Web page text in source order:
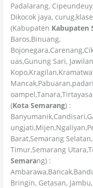
Padalarang,
Dikocok jaya,
(Kabupaten Kabupaten
Baros,Binuang,
uas,Gunung Sari,
(Kota Semarang) :
Barat,Semarang
Timur,Semarang
Semarang) :
Bringin, Getasan,